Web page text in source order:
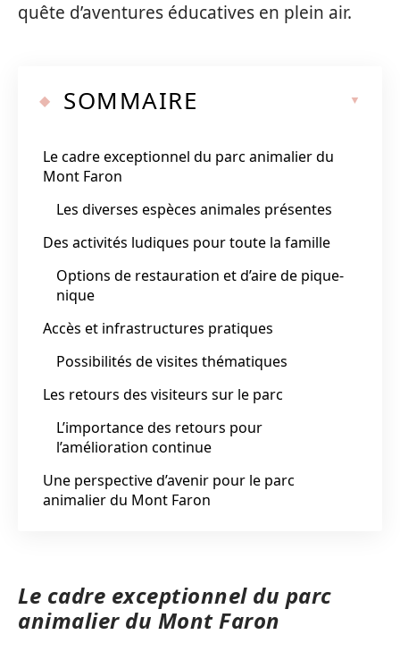
quête d’aventures éducatives en plein air.
SOMMAIRE
Le cadre exceptionnel du parc animalier du
Mont Faron
Les diverses espèces animales présentes
Des activités ludiques pour toute la famille
Options de restauration et d’aire de pique-
nique
Accès et infrastructures pratiques
Possibilités de visites thématiques
Les retours des visiteurs sur le parc
L’importance des retours pour
l’amélioration continue
Une perspective d’avenir pour le parc
animalier du Mont Faron
Le cadre exceptionnel du parc
animalier du Mont Faron